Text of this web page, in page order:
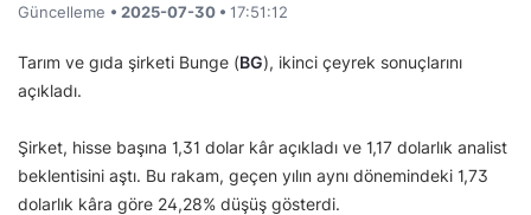
Güncelleme • 2025-07-30 • 17:51:12
Tarım ve gıda şirketi Bunge (BG), ikinci çeyrek sonuçlarını
açıkladı.
Şirket, hisse başına 1,31 dolar kâr açıkladı ve 1,17 dolarlık analist
beklentisini aştı. Bu rakam, geçen yılın aynı dönemindeki 1,73
dolarlık kâra göre 24,28% düşüş gösterdi.